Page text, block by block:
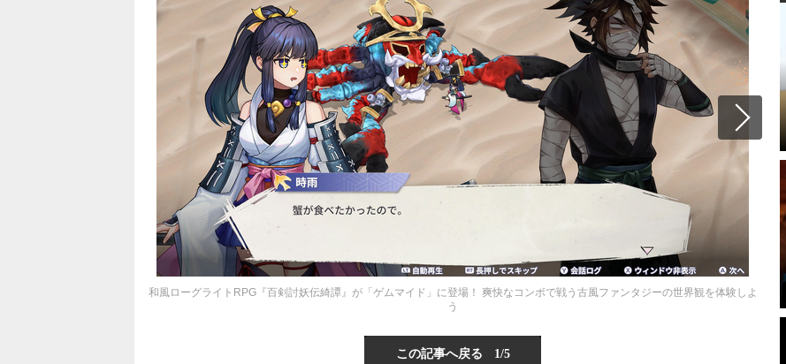
和風ローグライトRPG『百剣討妖伝綺譚』が「ゲムマイド」に登場！ 爽快なコンボで戦う古風ファンタジーの世界観を体験しよ
う
この記事へ戻る 1/5